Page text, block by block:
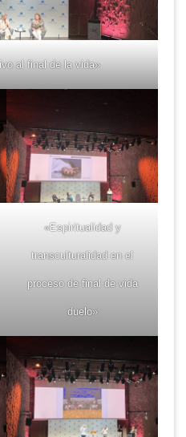
al final de la vida»
«Espiritualidad y
transculturalidad en el
proceso de final de vida
duelo»